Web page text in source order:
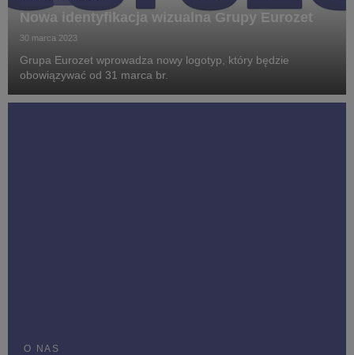
Nowa identyfikacja wizualna Grupy Eurozet
30 marca 2023
Grupa Eurozet wprowadza nowy logotyp, który będzie
obowiązywać od 31 marca br.
O NAS